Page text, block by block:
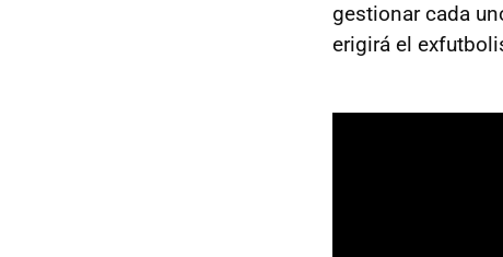
gestionar cada
erigirá el